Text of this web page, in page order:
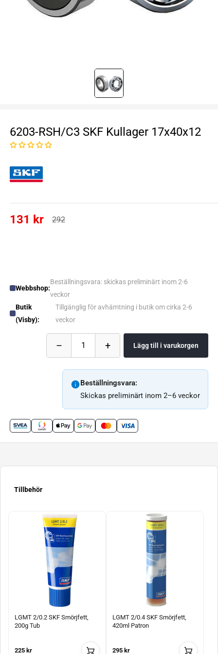
6203-RSH/C3 SKF Kullager 17x40x12
131 kr 292
Webbshop:
Beställningsvara: skickas preliminärt inom 2-6
veckor
Butik
(Visby):
Tillgänglig för avhämtning i butik om cirka 2-6
veckor
– 1 + Lägg till i varukorgen
Beställningsvara:
Skickas preliminärt inom 2–6 veckor
Tillbehör
LGMT 2/0.2 SKF Smörjfett,
200g Tub
225 kr
LGMT 2/0.4 SKF Smörjfett,
420ml Patron
295 kr